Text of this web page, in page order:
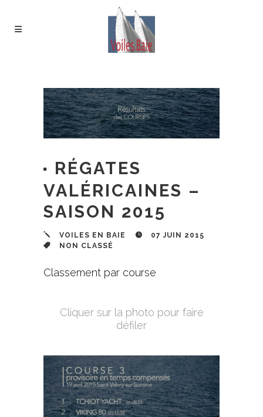
RÉGATES
VALÉRICAINES –
SAISON 2015
VOILES EN BAIE
07 JUIN 2015
NON CLASSÉ
Classement par course
Cliquer sur la photo pour faire
défiler